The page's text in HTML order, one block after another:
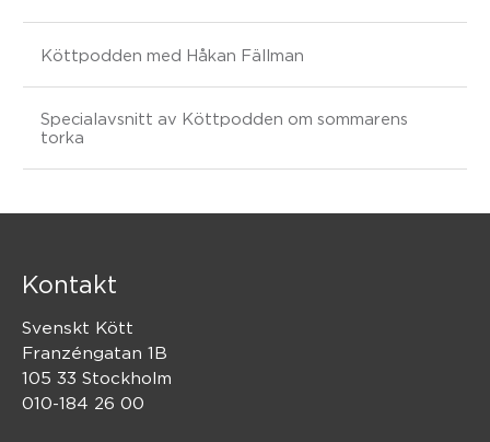
Köttpodden med Håkan Fällman
Specialavsnitt av Köttpodden om sommarens
torka
Kontakt
Svenskt Kött
Franzéngatan 1B
105 33 Stockholm
010-184 26 00